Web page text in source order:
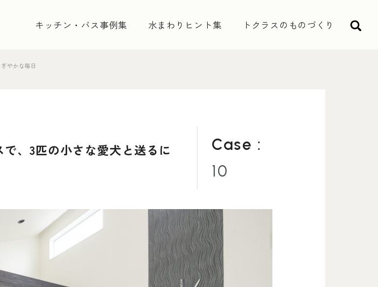
キッチン・バス事例集 水まわりヒント集
トクラスのものづくり
やかな毎日
Case :
10
、3匹の小さな愛犬と送るに